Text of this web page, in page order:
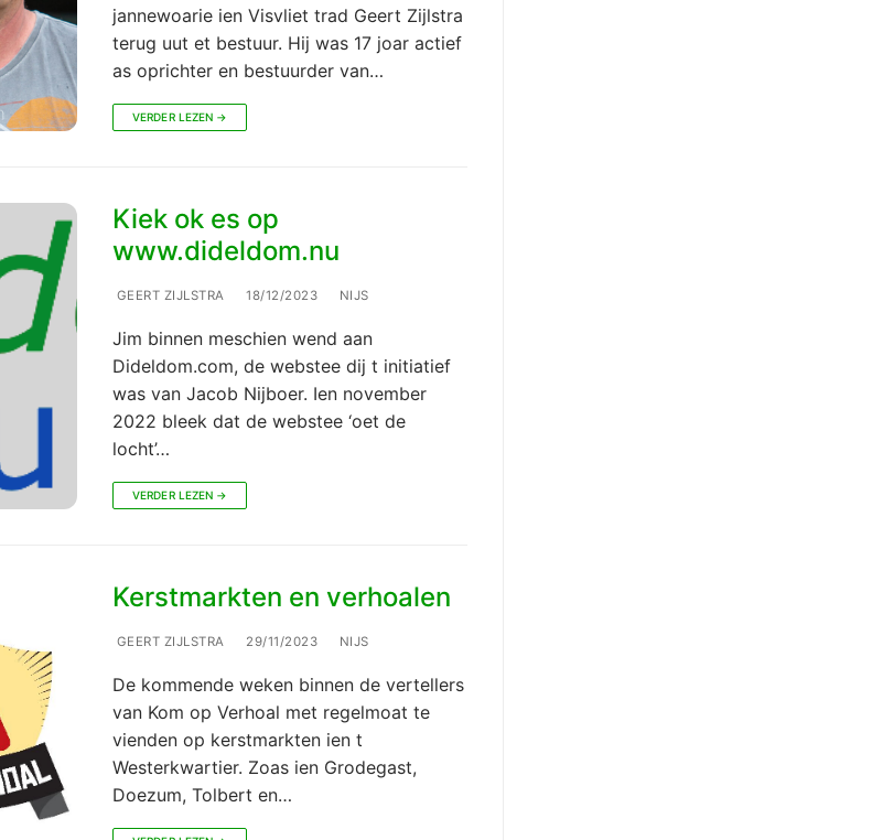
jannewoarie ien Visvliet trad Geert Zijlstra
terug uut et bestuur. Hij was 17 joar actief
as oprichter en bestuurder van…
VERDER LEZEN →
Kiek ok es op
www.dideldom.nu
GEERT ZIJLSTRA 18/12/2023 NIJS
Jim binnen meschien wend aan
Dideldom.com, de webstee dij t initiatief
was van Jacob Nijboer. Ien november
2022 bleek dat de webstee ‘oet de
locht’…
VERDER LEZEN →
Kerstmarkten en verhoalen
GEERT ZIJLSTRA 29/11/2023 NIJS
De kommende weken binnen de vertellers
van Kom op Verhoal met regelmoat te
vienden op kerstmarkten ien t
Westerkwartier. Zoas ien Grodegast,
Doezum, Tolbert en…